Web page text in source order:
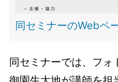
同セミナーのWebペ
同セミナーでは、フ